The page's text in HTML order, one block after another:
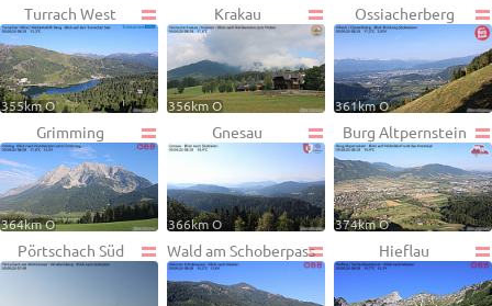
Turrach West
355km O
Krakau
356km O
Ossiacherberg
361km O
Grimming
364km O
Gnesau
366km O
Burg Altpernstein
374km O
Pörtschach Süd Wald am Schoberpass Hieflau